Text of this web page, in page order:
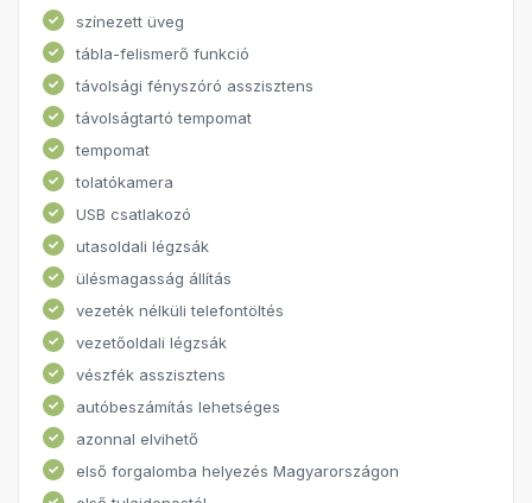
színezett üveg
tábla-felismerő funkció
távolsági fényszóró asszisztens
távolságtartó tempomat
tempomat
tolatókamera
USB csatlakozó
utasoldali légzsák
ülésmagasság állítás
vezeték nélküli telefontöltés
vezetőoldali légzsák
vészfék asszisztens
autóbeszámítás lehetséges
azonnal elvihető
első forgalomba helyezés Magyarországon